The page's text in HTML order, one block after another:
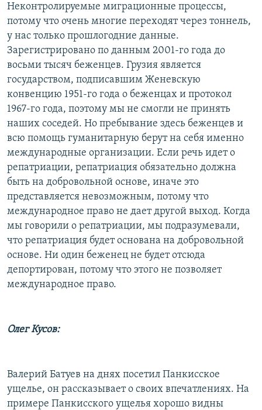
Неконтролируемые миграционные процессы,
потому что очень многие переходят через тоннель,
у нас только прошлогодние данные.
Зарегистрировано по данным 2001-го года до
восьми тысяч беженцев. Грузия является
государством, подписавшим Женевскую
конвенцию 1951-го года о беженцах и протокол
1967-го года, поэтому мы не смогли не принять
наших соседей. Но пребывание здесь беженцев и
всю помощь гуманитарную берут на себя именно
международные организации. Если речь идет о
репатриации, репатриация обязательно должна
быть на добровольной основе, иначе это
представляется невозможным, потому что
международное право не дает другой выход. Когда
мы говорили о репатриации, мы подразумевали,
что репатриация будет основана на добровольной
основе. Ни один беженец не будет отсюда
депортирован, потому что этого не позволяет
международное право.
Олег Кусов:
Валерий Батуев на днях посетил Панкисское
ущелье, он рассказывает о своих впечатлениях. На
примере Панкисского ущелья хорошо видны